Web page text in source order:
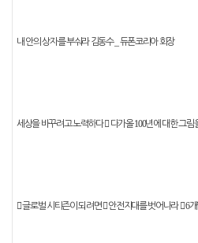
내 안의 상자를 부숴라김동수 듀폰코리아 회장
세상을 바꾸려고 노력하다 다가올100년에 대한 그림
󰠐글로벌 시티즌이 되려면 안전지대를 벗어나라 󰠐6개